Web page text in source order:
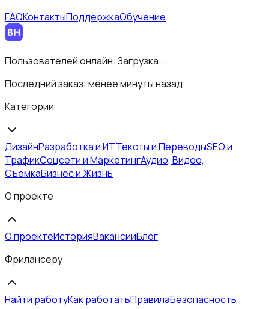
FAQКонтактыПоддержкаОбучение
Пользователей онлайн: Загрузка...
Последний заказ: менее минуты назад
Категории
ДизайнРазработка и ИТТексты и ПереводыSEO и
ТрафикСоцсети и МаркетингАудио, Видео,
СъемкаБизнес и Жизнь
О проекте
О проектеИсторияВакансииБлог
Фрилансеру
Найти работуКак работатьПравилаБезопасность